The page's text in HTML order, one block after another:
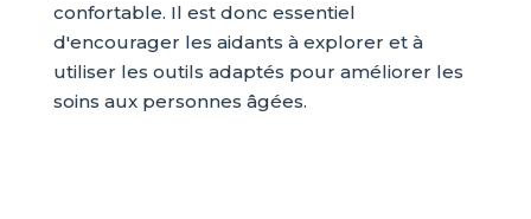
confortable. Il est donc essentiel
d'encourager les aidants à explorer et à
utiliser les outils adaptés pour améliorer les
soins aux personnes âgées.